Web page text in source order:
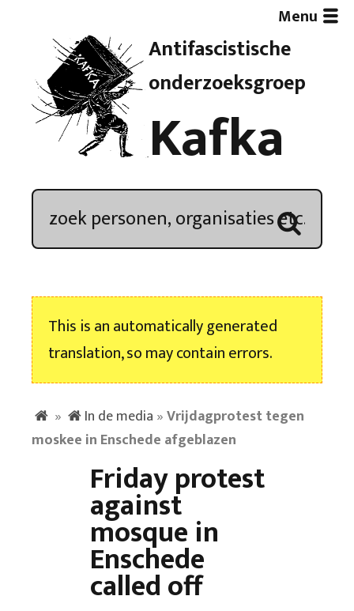
Antifascistische
onderzoeksgroep
Kafka
Menu
Artikelen
Demonstratieoverzicht
Kroniek
Nieuwsbrief
This is an automatically generated
translation, so may contain errors.
» In de media »Vrijdagprotest tegen
moskee in Enschede afgeblazen
Friday protest
against
mosque in
Enschede
called off